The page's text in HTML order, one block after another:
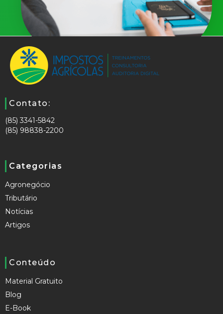
Contato:
(85) 3341-5842
(85) 98838-2200
Categorias
Agronegócio
Tributário
Notícias
Artigos
Conteúdo
Material Gratuito
Blog
E-Book